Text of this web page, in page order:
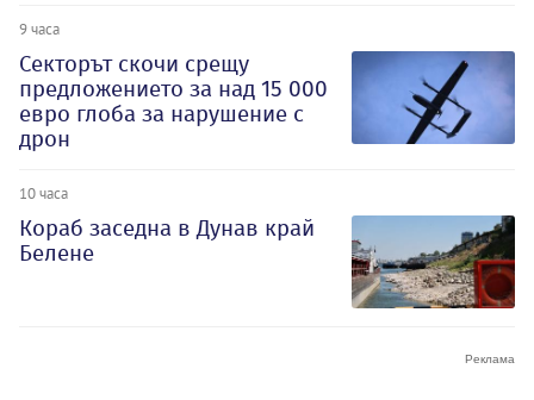
9 часа
Секторът скочи срещу
предложението за над 15 000
евро глоба за нарушение с
дрон
10 часа
Кораб заседна в Дунав край
Белене